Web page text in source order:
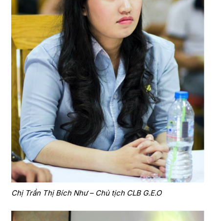
Chị Trần Thị Bích Như – Chủ tịch CLB G.E.O